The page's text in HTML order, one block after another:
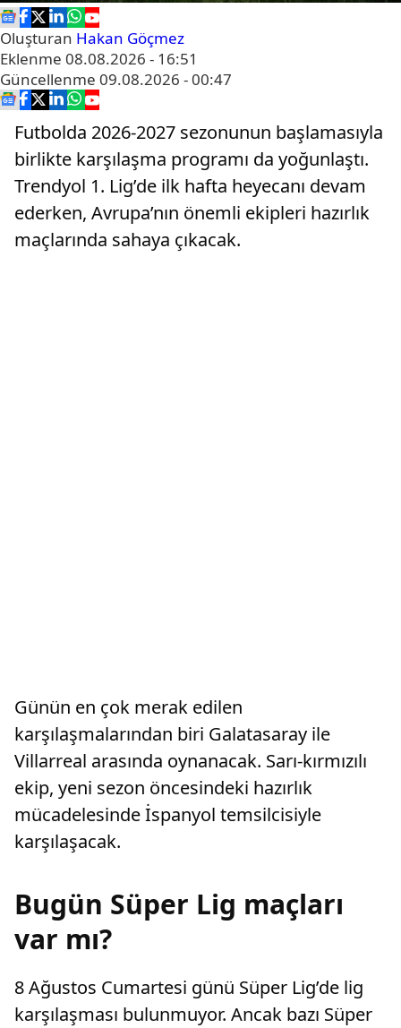
Oluşturan Hakan Göçmez
Eklenme 08.08.2026 - 16:51
Güncellenme 09.08.2026 - 00:47
Futbolda 2026-2027 sezonunun başlamasıyla
birlikte karşılaşma programı da yoğunlaştı.
Trendyol 1. Lig’de ilk hafta heyecanı devam
ederken, Avrupa’nın önemli ekipleri hazırlık
maçlarında sahaya çıkacak.
Günün en çok merak edilen
karşılaşmalarından biri Galatasaray ile
Villarreal arasında oynanacak. Sarı-kırmızılı
ekip, yeni sezon öncesindeki hazırlık
mücadelesinde İspanyol temsilcisiyle
karşılaşacak.
Bugün Süper Lig maçları
var mı?
8 Ağustos Cumartesi günü Süper Lig’de lig
karşılaşması bulunmuyor. Ancak bazı Süper